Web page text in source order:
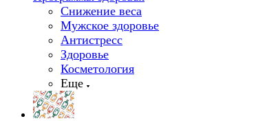
Снижение веса
Мужское здоровье
Антистресс
Здоровье
Косметология
Еще